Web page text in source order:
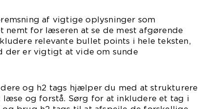
af vigtige oplysninger som
nemt for læseren at se de mest afgørende
relevante bullet points i hele teksten,
der er vigtigt at vide om sunde
og h2 tags hjælper du med at strukturere
læse og forstå. Sørg for at inkludere et tag i